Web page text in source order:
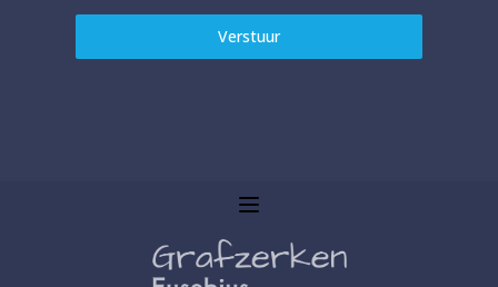
Verstuur